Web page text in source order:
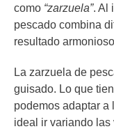
como “zarzuela”. Al
pescado combina
resultado
La zarzuela de
guisado. Lo que
podemos adaptar a
ideal ir variando